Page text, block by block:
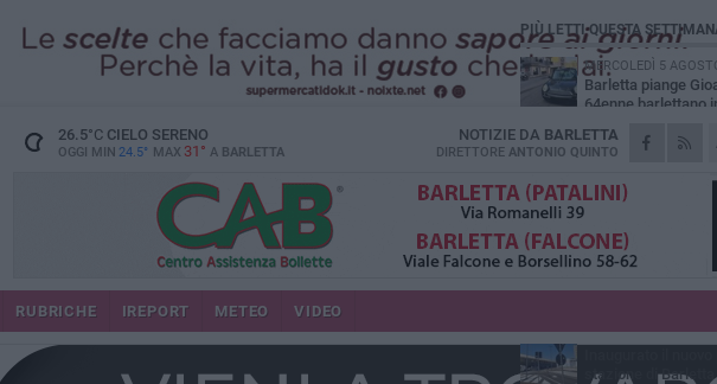
26.5°CCIELO SERENO
OGGI MIN 24.5° MAX 31° A BARLETTA
NOTIZIE DA BARLETTA
DIRETTORE ANTONIO QUINTO
RUBRICHE IREPORT METEO VIDEO
PIÙ LETTI QUESTA
MERCOLEDÌ 5
Barletta piange
64enne barlettano
GIOVEDÌ 6 AGOSTO
Il ricordo di
separavano dalla pensione»
MERCOLEDÌ 5 AGOSTO
Jova Summer
sopralluogo
DOMENICA 2 AGOSTO
Beni confiscati
VENERDÌ 31 LUGLIO
stazione di Barletta